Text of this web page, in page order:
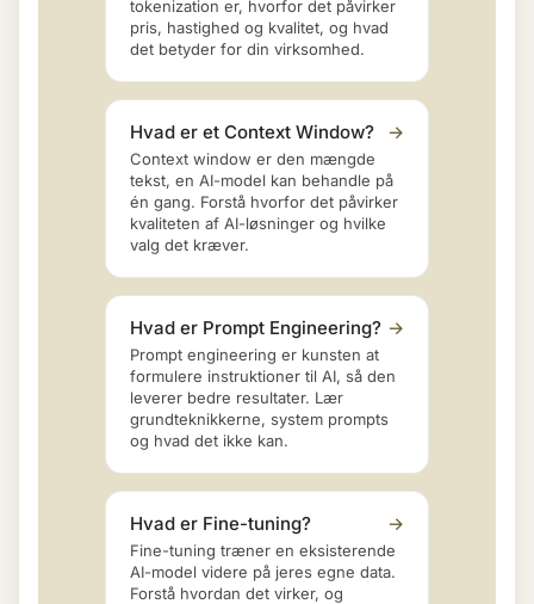
tokenization er, hvorfor det påvirker
pris, hastighed og kvalitet, og hvad
det betyder for din virksomhed.
Hvad er et Context Window? →
Context window er den mængde
tekst, en AI-model kan behandle på
én gang. Forstå hvorfor det påvirker
kvaliteten af AI-løsninger og hvilke
valg det kræver.
Hvad er Prompt Engineering? →
Prompt engineering er kunsten at
formulere instruktioner til AI, så den
leverer bedre resultater. Lær
grundteknikkerne, system prompts
og hvad det ikke kan.
Hvad er Fine-tuning? →
Fine-tuning træner en eksisterende
AI-model videre på jeres egne data.
Forstå hvordan det virker, og